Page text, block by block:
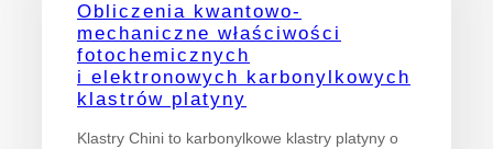
Obliczenia kwantowo-
mechaniczne właściwości
fotochemicznych
i elektronowych karbonylkowych
klastrów platyny
Klastry Chini to karbonylkowe klastry platyny o